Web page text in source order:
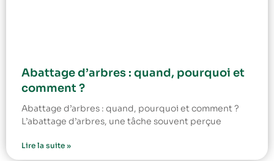
Abattage d’arbres : quand, pourquoi et
comment ?
Abattage d’arbres : quand, pourquoi et comment ?
L’abattage d’arbres, une tâche souvent perçue
Lire la suite »